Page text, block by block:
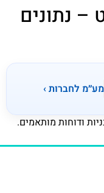
נתונים
מע״מ לחברות ›
ודוחות מותאמים.